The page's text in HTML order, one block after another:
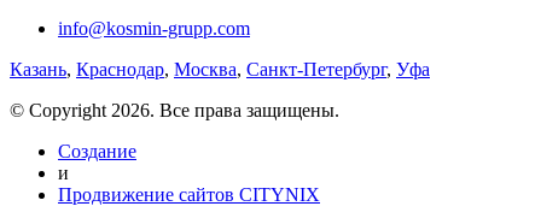
info@kosmin-grupp.com
Казань, Краснодар, Москва, Санкт-Петербург, Уфа
© Copyright 2026. Все права защищены.
Создание
и
Продвижение сайтов CITYNIX